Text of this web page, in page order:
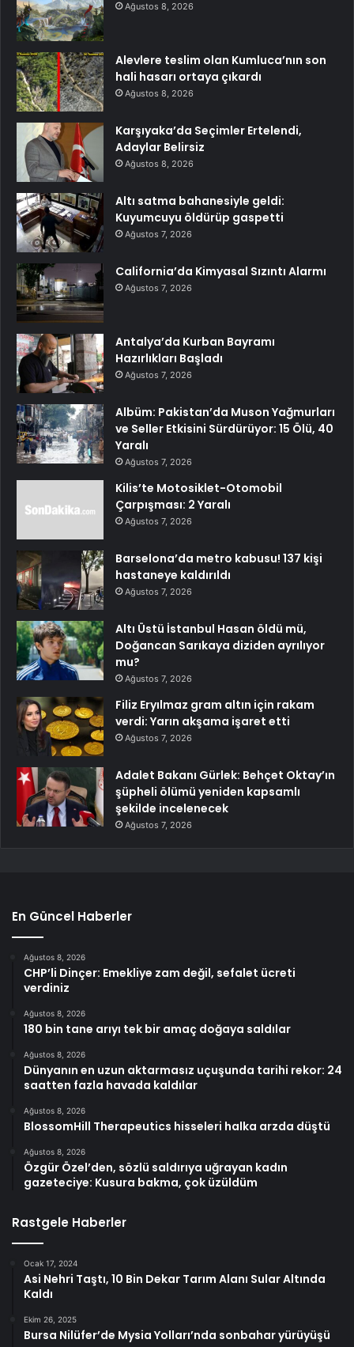
Ağustos 8, 2026
Alevlere teslim olan Kumluca’nın son
hali hasarı ortaya çıkardı
Ağustos 8, 2026
Karşıyaka’da Seçimler Ertelendi,
Adaylar Belirsiz
Ağustos 8, 2026
Altı satma bahanesiyle geldi:
Kuyumcuyu öldürüp gaspetti
Ağustos 7, 2026
California’da Kimyasal Sızıntı Alarmı
Ağustos 7, 2026
Antalya’da Kurban Bayramı
Hazırlıkları Başladı
Ağustos 7, 2026
Albüm: Pakistan’da Muson Yağmurları
ve Seller Etkisini Sürdürüyor: 15 Ölü, 40
Yaralı
Ağustos 7, 2026
Kilis’te Motosiklet-Otomobil
Çarpışması: 2 Yaralı
Ağustos 7, 2026
Barselona’da metro kabusu! 137 kişi
hastaneye kaldırıldı
Ağustos 7, 2026
Altı Üstü İstanbul Hasan öldü mü,
Doğancan Sarıkaya diziden ayrılıyor
mu?
Ağustos 7, 2026
Filiz Eryılmaz gram altın için rakam
verdi: Yarın akşama işaret etti
Ağustos 7, 2026
Adalet Bakanı Gürlek: Behçet Oktay’ın
şüpheli ölümü yeniden kapsamlı
şekilde incelenecek
Ağustos 7, 2026
En Güncel Haberler
Ağustos 8, 2026
CHP’li Dinçer: Emekliye zam değil, sefalet ücreti
verdiniz
Ağustos 8, 2026
180 bin tane arıyı tek bir amaç doğaya saldılar
Ağustos 8, 2026
Dünyanın en uzun aktarmasız uçuşunda tarihi rekor: 24
saatten fazla havada kaldılar
Ağustos 8, 2026
BlossomHill Therapeutics hisseleri halka arzda düştü
Ağustos 8, 2026
Özgür Özel’den, sözlü saldırıya uğrayan kadın
gazeteciye: Kusura bakma, çok üzüldüm
Rastgele Haberler
Ocak 17, 2024
Asi Nehri Taştı, 10 Bin Dekar Tarım Alanı Sular Altında
Kaldı
Ekim 26, 2025
Bursa Nilüfer’de Mysia Yolları’nda sonbahar yürüyüşü